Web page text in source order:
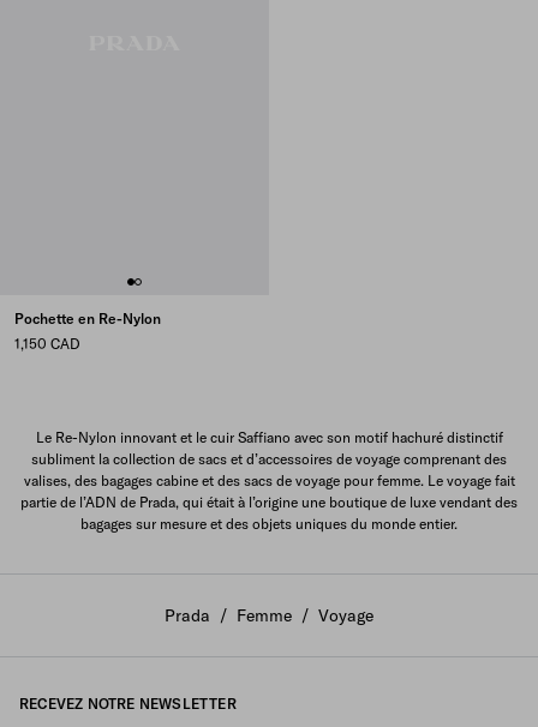
Pochette en Re-Nylon
1,150 CAD
Le Re-Nylon innovant et le cuir Saffiano avec son motif hachuré distinctif
subliment la collection de sacs et d’accessoires de voyage comprenant des
valises, des bagages cabine et des sacs de voyage pour femme. Le voyage fait
partie de l’ADN de Prada, qui était à l’origine une boutique de luxe vendant des
bagages sur mesure et des objets uniques du monde entier.
Prada / Femme / Voyage
RECEVEZ NOTRE NEWSLETTER